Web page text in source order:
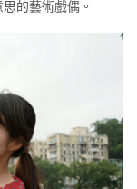
的藝術戲偶。